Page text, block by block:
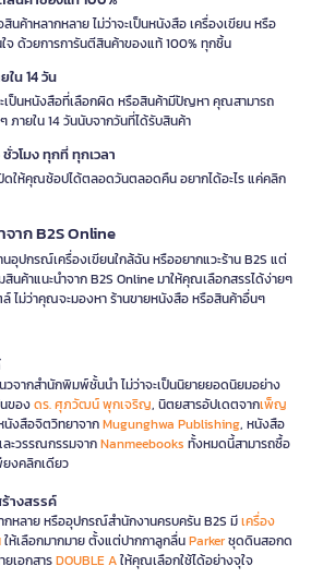
นค้าหลากหลาย ไม่ว่าจะเป็นหนังสือ เครื่องเขียน หรือ
จ ด้วยการการันตีสินค้าของแท้ 100% ทุกชิ้น
น 14 วัน
ะเป็นหนังสือที่เลือกผิด หรือสินค้ามีปัญหา คุณสามารถ
ภายใน 14 วันนับจากวันที่ได้รับสินค้า
วโมง ทุกที่ ทุกเวลา
ดให้คุณช้อปได้ตลอดวันตลอดคืน อยากได้อะไร แค่คลิก
าก B2S Online
นอุปกรณ์เครื่องเขียนใกล้ฉัน หรืออยากแวะร้าน B2S แต่
สินค้าแนะนำจาก B2S Online มาให้คุณเลือกสรรได้ง่ายๆ
ไม่ว่าคุณจะมองหา ร้านขายหนังสือ หรือสินค้าอื่นๆ
วจากสำนักพิมพ์ชั้นนำ ไม่ว่าจะเป็นนิยายยอดนิยมอย่าง
ของดร. ศุภวัฒน์ พุกเจริญ, นิตยสารอัปเดตจากเพ็ญ
นังสือจิตวิทยาจากMugunghwa Publishing, หนังสือ
ะวรรณกรรมจากNanmeebooks ทั้งหมดนี้สามารถซื้อ
ยงคลิกเดียว
างสรรค์
หลาย หรืออุปกรณ์สำนักงานครบครัน B2S มีเครื่อง
ให้เลือกมากมาย ตั้งแต่ปากกาลูกลื่นParkerชุดดินสอกด
เอกสารDOUBLE Aให้คุณเลือกใช้ได้อย่างจุใจ